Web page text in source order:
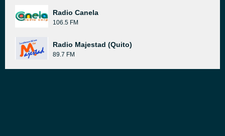
Radio Canela
106.5 FM
Radio Majestad (Quito)
89.7 FM